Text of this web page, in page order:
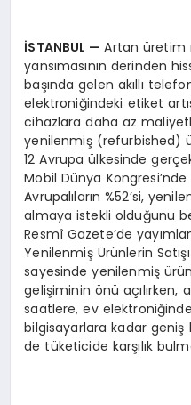
DIĞER
İSTANBUL —Artan üretim
yansımasının derinden
başında gelen akıllı
elektroniğindeki etiket
cihazlara daha az
yenilenmiş (refurbished)
12 Avrupa ülkesinde
Mobil Dünya
Avrupalıların %52’si,
almaya istekli olduğunu
Resmî Gazete’de
Yenilenmiş Ürünlerin
sayesinde yenilenmiş ürün
gelişiminin önü açılırken,
saatlere, ev
bilgisayarlara kadar
de tüketicide karşılık